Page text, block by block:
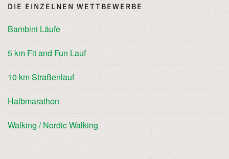
DIE EINZELNEN WETTBEWERBE
Bambini Läufe
5 km Fit and Fun Lauf
10 km Straßenlauf
Halbmarathon
Walking / Nordic Walking